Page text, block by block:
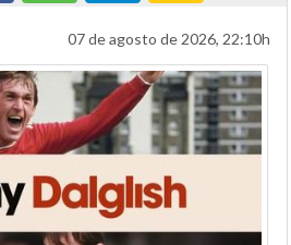
07 de agosto de 2026, 22:10h